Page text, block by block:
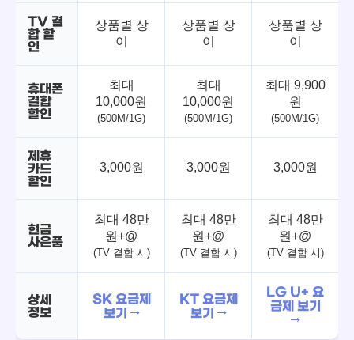
TV 결
합 할
인
상품별 상
이
상품별 상
이
상품별 상
이
휴대폰
결합
할인
최대
10,000원
(500M/1G)
최대
10,000원
(500M/1G)
최대 9,900
원
(500M/1G)
제휴
카드
할인
3,000원 3,000원 3,000원
현금
사은품
최대 48만
원+@
(TV 결합 시)
최대 48만
원+@
(TV 결합 시)
최대 48만
원+@
(TV 결합 시)
상세
정보
SK 요금제
보기 →
KT 요금제
보기 →
LG U+ 요
금제 보기
→